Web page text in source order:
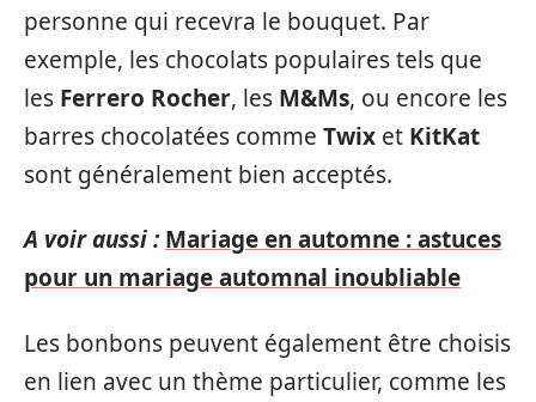
personne qui recevra le bouquet. Par
exemple, les chocolats populaires tels que
les Ferrero Rocher, les M&Ms, ou encore les
barres chocolatées comme Twix et KitKat
sont généralement bien acceptés.
A voir aussi : Mariage en automne : astuces
pour un mariage automnal inoubliable
Les bonbons peuvent également être choisis
en lien avec un thème particulier, comme les